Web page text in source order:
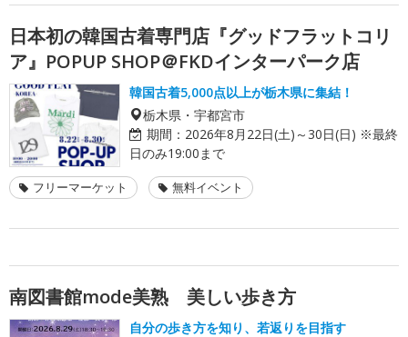
日本初の韓国古着専門店『グッドフラットコリ
ア』POPUP SHOP＠FKDインターパーク店
韓国古着5,000点以上が栃木県に集結！
栃木県・宇都宮市
期間： 2026年8月22日(土)～30日(日) ※最終
日のみ19:00まで
フリーマーケット 無料イベント
南図書館mode美熟 美しい歩き方
自分の歩き方を知り、若返りを目指す